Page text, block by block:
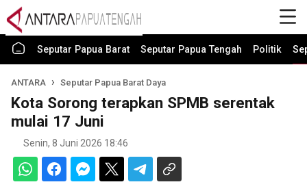
Seputar Papua Barat Seputar Papua Tengah Politik
ANTARA Seputar Papua Barat Daya
Kota Sorong terapkan SPMB serentak
mulai 17 Juni
Senin, 8 Juni 2026 18:46